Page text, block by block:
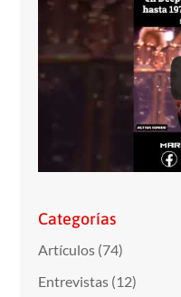
Categorías
Artículos (74)
Entrevistas (12)